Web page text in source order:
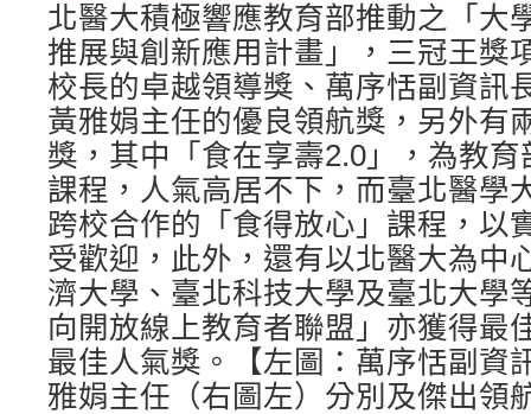
北醫大積極響應教育部推動之「大
推展與創新應用計畫」，三冠王獎
校長的卓越領導獎、萬序恬副資訊
黃雅娟主任的優良領航獎，另外有
獎，其中「食在享壽2.0」，為教
課程，人氣高居不下，而臺北醫學
跨校合作的「食得放心」課程，以
受歡迎，此外，還有以北醫大為中
濟大學、臺北科技大學及臺北大學
向開放線上教育者聯盟」亦獲得最
最佳人氣獎。【左圖：萬序恬副資
雅娟主任（右圖左）分別及傑出領